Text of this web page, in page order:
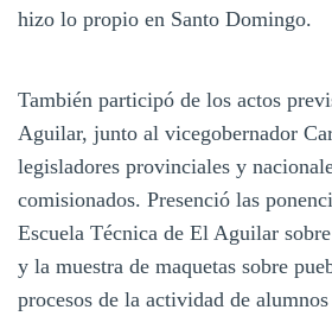
hizo lo propio en Santo Domingo.
También participó de los actos
Aguilar, junto al vicegobernador
legisladores provinciales y
comisionados. Presenció las
Escuela Técnica de El Aguilar
y la muestra de maquetas sobre
procesos de la actividad de